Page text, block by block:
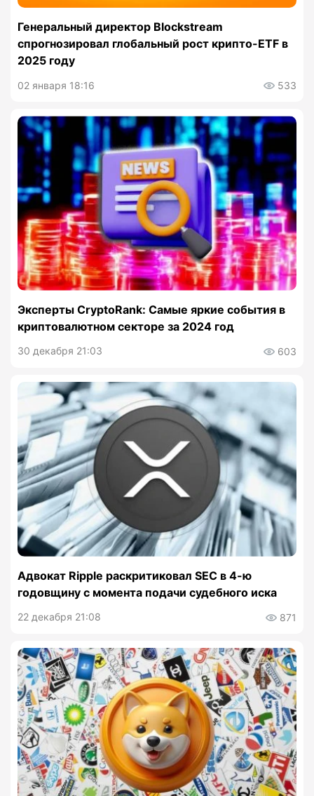
Генеральный директор Blockstream
спрогнозировал глобальный рост крипто-ETF в
2025 году
02 января 18:16 533
Эксперты CryptoRank: Самые яркие события в
криптовалютном секторе за 2024 год
30 декабря 21:03 603
Адвокат Ripple раскритиковал SEC в 4-ю
годовщину с момента подачи судебного иска
22 декабря 21:08 871